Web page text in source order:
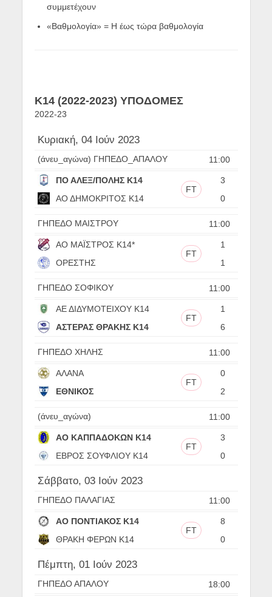
συμμετέχουν
«Βαθμολογία» = Η έως τώρα βαθμολογία
Κ14 (2022-2023) ΥΠΟΔΟΜΕΣ
2022-23
Κυριακή, 04 Ιούν 2023
11:00
(άνευ_αγώνα) ΓΗΠΕΔΟ_ΑΠΑΛΟΥ
ΠΟ ΑΛΕΞ/ΠΟΛΗΣ Κ14
3
FT
ΑΟ ΔΗΜΟΚΡΙΤΟΣ Κ14
0
11:00
ΓΗΠΕΔΟ ΜΑΙΣΤΡΟΥ
ΑΟ ΜΑΪΣΤΡΟΣ Κ14*
1
FT
ΟΡΕΣΤΗΣ
1
11:00
ΓΗΠΕΔΟ ΣΟΦΙΚΟΥ
ΑΕ ΔΙΔΥΜΟΤΕΙΧΟΥ Κ14
1
FT
ΑΣΤΕΡΑΣ ΘΡΑΚΗΣ Κ14
6
11:00
ΓΗΠΕΔΟ ΧΗΛΗΣ
ΑΛΑΝΑ
0
FT
ΕΘΝΙΚΟΣ
2
11:00
(άνευ_αγώνα)
ΑΟ ΚΑΠΠΑΔΟΚΩΝ Κ14
3
FT
ΕΒΡΟΣ ΣΟΥΦΛΙΟΥ Κ14
0
Σάββατο, 03 Ιούν 2023
11:00
ΓΗΠΕΔΟ ΠΑΛΑΓΙΑΣ
ΑΟ ΠΟΝΤΙΑΚΟΣ Κ14
8
FT
ΘΡΑΚΗ ΦΕΡΩΝ Κ14
0
Πέμπτη, 01 Ιούν 2023
18:00
ΓΗΠΕΔΟ ΑΠΑΛΟΥ